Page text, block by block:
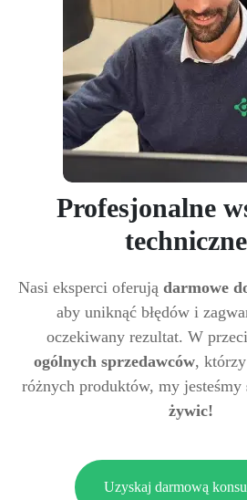
Profesjonalne
Nasi eksperci oferują darmowe
aby uniknąć błędów i
oczekiwany rezultat. W
ogólnych sprzedawców,
różnych produktów, my jesteśmy
żywic!
Uzyskaj darmową